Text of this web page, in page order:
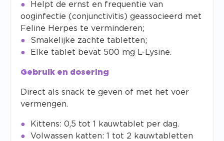
Helpt de ernst en frequentie van
ooginfectie (conjunctivitis) geassocieerd met
Feline Herpes te verminderen;
Smakelijke zachte tabletten;
Elke tablet bevat 500 mg L-Lysine.
Gebruik en dosering
Direct als snack te geven of met het voer
vermengen.
Kittens: 0,5 tot 1 kauwtablet per dag.
Volwassen katten: 1 tot 2 kauwtabletten